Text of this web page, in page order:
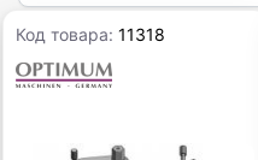
Код товара:11318